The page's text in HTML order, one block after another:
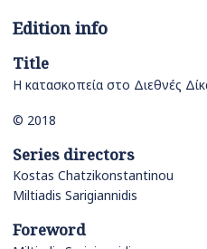
Edition info
Title
Η κατασκοπεία στο Διεθνές
© 2018
Series directors
Kostas Chatzikonstantinou
Miltiadis Sarigiannidis
Foreword